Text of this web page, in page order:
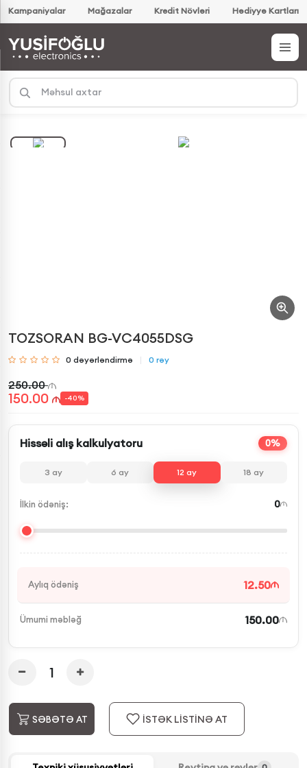
Kampaniyalar Mağazalar Kredit Növləri Hədiyyə Kartları
TOZSORAN BG-VC4055DSG
0 dəyərləndirmə 0 rəy
250.00
150.00 -40%
Hissəli alış kalkulyatoru 0%
3 ay 6 ay 12 ay 18 ay
İlkin ödəniş: 0
Aylıq ödəniş 12.50
Ümumi məbləğ 150.00
SƏBƏTƏ AT İSTƏK LİSTİNƏ AT